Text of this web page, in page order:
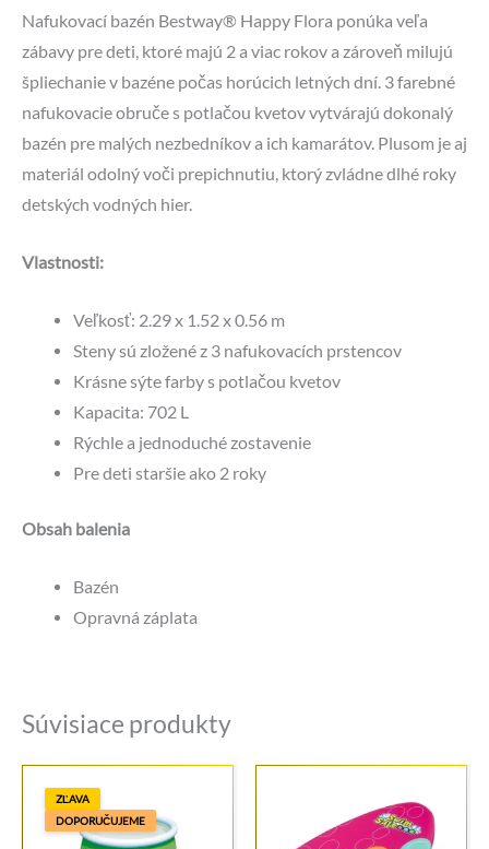
Nafukovací bazén Bestway® Happy Flora ponúka veľa
zábavy pre deti, ktoré majú 2 a viac rokov a zároveň milujú
špliechanie v bazéne počas horúcich letných dní. 3 farebné
nafukovacie obruče s potlačou kvetov vytvárajú dokonalý
bazén pre malých nezbedníkov a ich kamarátov. Plusom je aj
materiál odolný voči prepichnutiu, ktorý zvládne dlhé roky
detských vodných hier.
Vlastnosti:
Veľkosť: 2.29 x 1.52 x 0.56 m
Steny sú zložené z 3 nafukovacích prstencov
Krásne sýte farby s potlačou kvetov
Kapacita: 702 L
Rýchle a jednoduché zostavenie
Pre deti staršie ako 2 roky
Obsah balenia
Bazén
Opravná záplata
Súvisiace produkty
ZĽAVA
DOPORUČUJEME